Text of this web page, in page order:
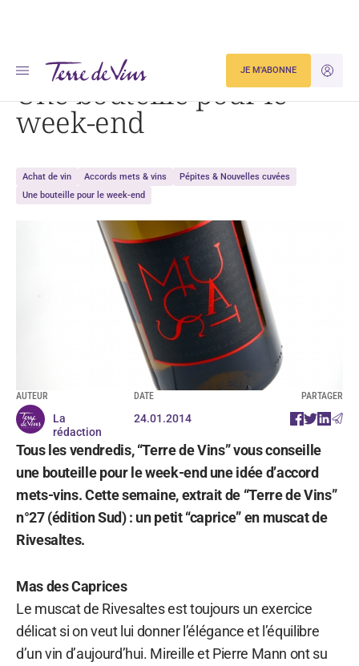
JE
JE M'ABONNE
Accueil Dégustation Une bouteille pour le week-end
Une bouteille pour le
week-end
Achat de vin Accords mets & vins
Pépites & Nouvelles cuvées
Une bouteille pour le week-end
AUTEUR
La
rédaction
DATE
24.01.2014
PARTAGER
Tous les vendredis, “Terre de Vins” vous conseille
une bouteille pour le week-end une idée d’accord
mets-vins. Cette semaine, extrait de “Terre de Vins”
n°27 (édition Sud) : un petit “caprice” en muscat de
Rivesaltes.
Mas des Caprices
Le muscat de Rivesaltes est toujours un exercice
délicat si on veut lui donner l’élégance et l’équilibre
d’un vin d’aujourd’hui. Mireille et Pierre Mann ont su